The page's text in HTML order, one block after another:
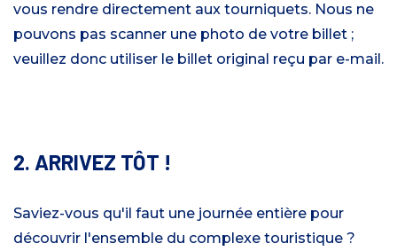
vous rendre directement aux tourniquets. Nous ne
pouvons pas scanner une photo de votre billet ;
veuillez donc utiliser le billet original reçu par e-mail.
2. ARRIVEZ TÔT !
Saviez-vous qu'il faut une journée entière pour
découvrir l'ensemble du complexe touristique ?